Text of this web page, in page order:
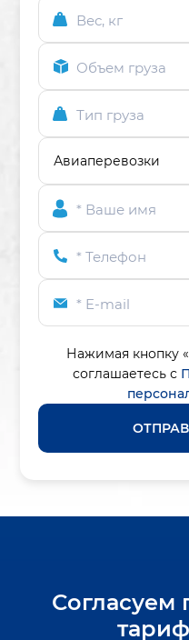
Вес, кг
Объем груза
Тип груза
* Ваше имя
* Телефон
* E-mail
Нажимая кнопку
соглашаетесь с
Согласуем